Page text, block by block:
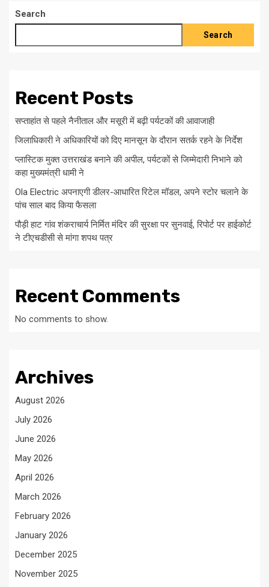
Search
Search
Recent Posts
सप्ताहांत से पहले नैनीताल और मसूरी में बढ़ी पर्यटकों की आवाजाही
जिलाधिकारी ने अधिकारियों को दिए मानसून के दौरान सतर्क रहने के निर्देश
प्लास्टिक मुक्त उत्तराखंड बनाने की अपील, पर्यटकों से जिम्मेदारी निभाने को
कहा मुख्यमंत्री धामी ने
Ola Electric अपनाएगी डीलर-आधारित रिटेल मॉडल, अपने स्टोर चलाने के
पांच साल बाद किया फैसला
पौड़ी हाट गांव शंकराचार्य निर्मित मंदिर की सुरक्षा पर सुनवाई, रिपोर्ट पर हाईकोर्ट
ने टीएचडीसी से मांगा शपथ पत्र
Recent Comments
No comments to show.
Archives
August 2026
July 2026
June 2026
May 2026
April 2026
March 2026
February 2026
January 2026
December 2025
November 2025